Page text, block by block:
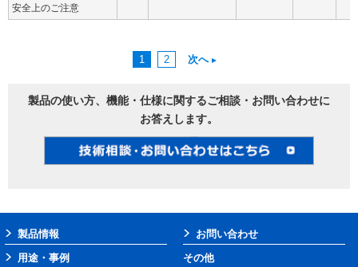
安全上のご注意
1 2 次へ
製品の使い方、機能・仕様に関するご相談・お問い合わせに
お答えします。
製品情報
用途・事例
お問い合わせ
その他